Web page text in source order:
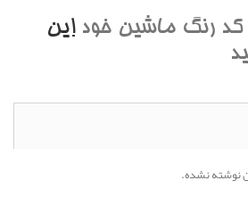
کد رنگ ماشين خوداين
نوشته نشده.